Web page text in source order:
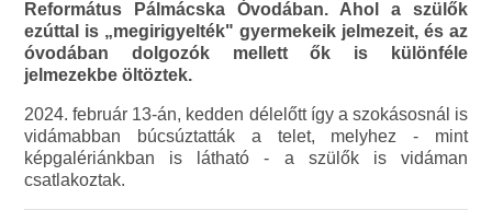
Református Pálmácska Óvodában. Ahol a szülők
ezúttal is „megirigyelték" gyermekeik jelmezeit, és az
óvodában dolgozók mellett ők is különféle
jelmezekbe öltöztek.
2024. február 13-án, kedden délelőtt így a szokásosnál is
vidámabban búcsúztatták a telet, melyhez - mint
képgalériánkban is látható - a szülők is vidáman
csatlakoztak.